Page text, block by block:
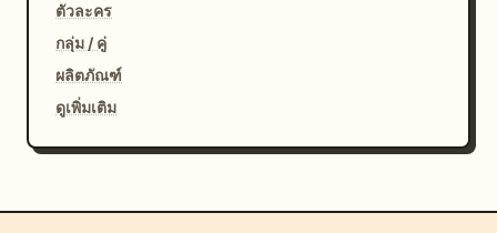
ตัวละคร
กลุ่ม / คู่
ผลิตภัณฑ์
ดูเพิ่มเติม